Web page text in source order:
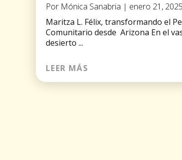
Por Mónica Sanabria | enero 21, 2025
Maritza L. Félix, transformando el
Comunitario desde Arizona En el
desierto ...
LEER MÁS